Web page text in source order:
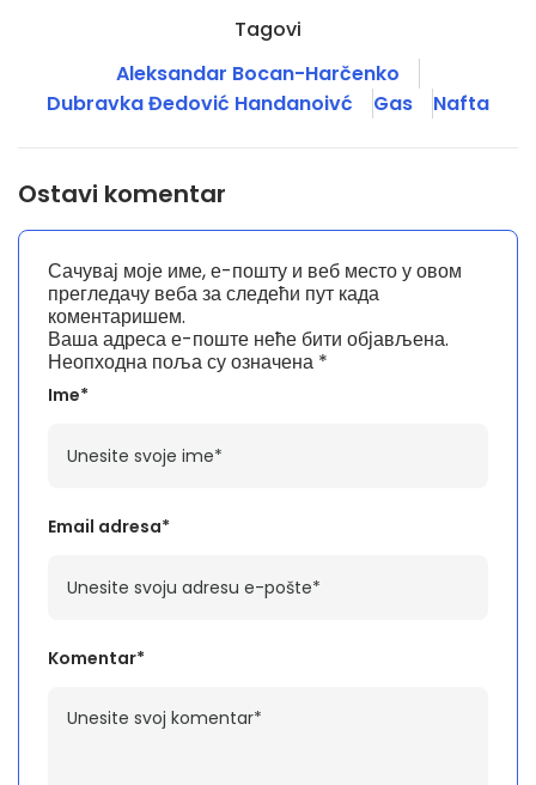
Tagovi
Aleksandar Bocan-Harčenko
Dubravka Đedović Handanoivć
Gas Nafta
Ostavi komentar
Ваша адреса е-поште неће бити објављена.
Неопходна поља су означена *
Komentar*
Ime*
Email adresa*
Сачувај моје име, е-пошту и веб место у овом
прегледачу веба за следећи пут када
коментаришем.